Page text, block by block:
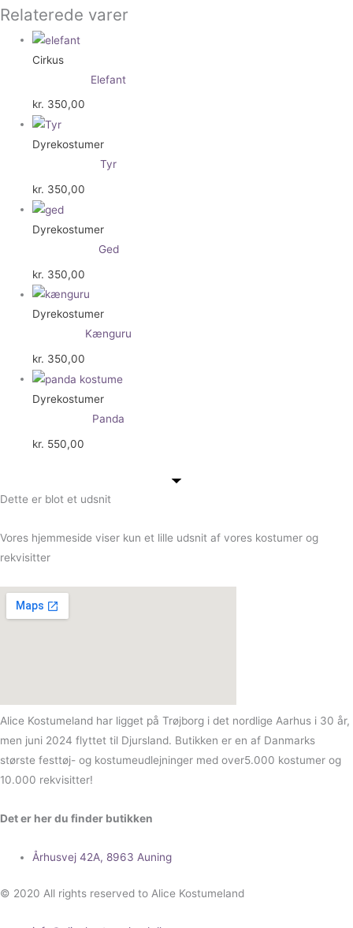
Relaterede varer
Cirkus
Elefant
kr. 350,00
Dyrekostumer
Tyr
kr. 350,00
Dyrekostumer
Ged
kr. 350,00
Dyrekostumer
Kænguru
kr. 350,00
Dyrekostumer
Panda
kr. 550,00
Dette er blot et udsnit
Vores hjemmeside viser kun et lille udsnit af vores kostumer og
rekvisitter
Alice Kostumeland har ligget på Trøjborg i det nordlige Aarhus i 30 år,
men juni 2024 flyttet til Djursland. Butikken er en af Danmarks
største festtøj- og kostumeudlejninger med over5.000 kostumer og
10.000 rekvisitter!
Det er her du finder butikken
Århusvej 42A, 8963 Auning
© 2020 All rights reserved to Alice Kostumeland